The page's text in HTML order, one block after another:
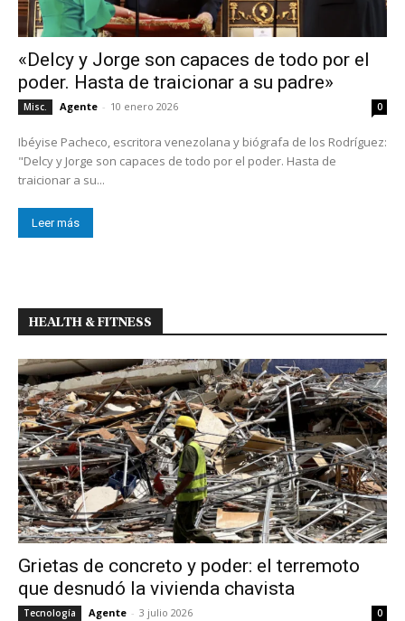
«Delcy y Jorge son capaces de todo por el
poder. Hasta de traicionar a su padre»
Misc. Agente - 10 enero 2026 0
Ibéyise Pacheco, escritora venezolana y biógrafa de los Rodríguez:
"Delcy y Jorge son capaces de todo por el poder. Hasta de
traicionar a su...
Leer más
HEALTH & FITNESS
Grietas de concreto y poder: el terremoto
que desnudó la vivienda chavista
Tecnología Agente - 3 julio 2026 0